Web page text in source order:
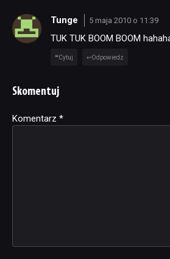
Tunge 5 maja 2010 o 11:39
TUK TUK BOOM BOOM
Cytuj Odpowiedz
Skomentuj
Komentarz *
Alternative: